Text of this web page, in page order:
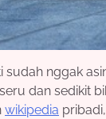
nggak
seru dan sedikit
wikipedia